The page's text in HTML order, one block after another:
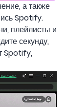
а также
Spotify.
плейлисты и
секунду,
Spotify,